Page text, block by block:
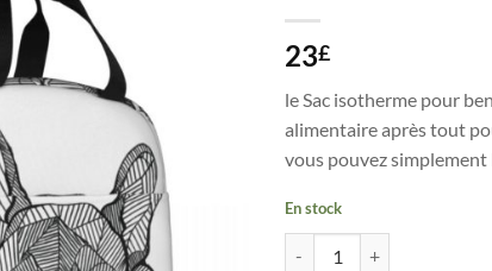
23£
le Sac isotherme pour
alimentaire après tout
vous pouvez simplement
En stock